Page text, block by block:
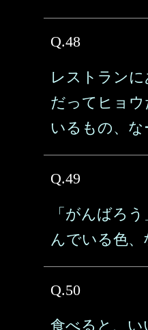
Q.48
レストラン
だってヒョ
いるもの、な
Q.49
「がんばろ
んでいる色、
Q.50
食べると、い